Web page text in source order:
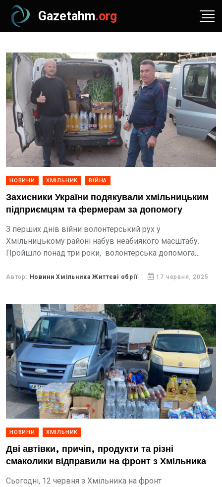
Gazetahm.org
НОВИНИ ХМІЛЬНИК ВІЙНА
Захисники України подякували хмільницьким
підприємцям та фермерам за допомогу
З перших днів війни волонтерський рух у
Хмільницькому районі набув неабиякого масштабу.
Пройшло понад три роки, волонтерська допомога
того є численні подяки хмільницьким...
Автор: Новини Хмільника Життєві обрії 17 червня, 2025
НОВИНИ ХМІЛЬНИК
Дві автівки, причіп, продукти та різні
смаколики відправили на фронт з Хмільника
Сьогодні, 12 червня з Хмільника на фронт